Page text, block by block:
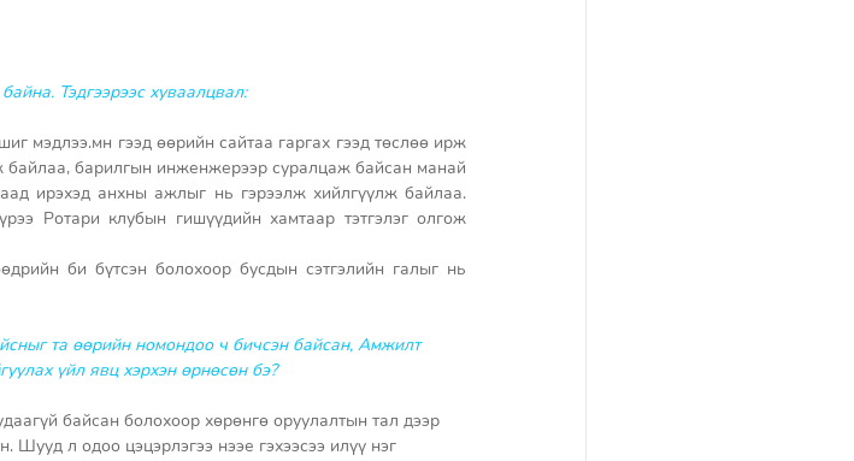
Тэдгээрээс хуваалцвал:
мэдлээ.мн гээд өөрийн сайтаа гаргах гээд төслөө ирж
барилгын инженжерээр суралцаж байсан манай
ирэхэд анхны ажлыг нь гэрээлж хийлгүүлж байлаа.
Ротари клубын гишүүдийн хамтаар тэтгэлэг олгож
би бүтсэн болохоор бусдын сэтгэлийн галыг нь
та өөрийн номондоо ч бичсэн байсан, Амжилт
үйл явц хэрхэн өрнөсөн бэ?
байсан болохоор хөрөнгө оруулалтын тал дээр
Шууд л одоо цэцэрлэгээ нээе гэхээсээ илүү нэг